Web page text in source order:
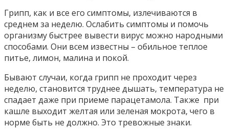
Грипп, как и все его симптомы, излечиваются в
среднем за неделю. Ослабить симптомы и помочь
организму быстрее вывести вирус можно народными
способами. Они всем известны – обильное теплое
питье, лимон, малина и покой.
Бывают случаи, когда грипп не проходит через
неделю, становится труднее дышать, температура не
спадает даже при приеме парацетамола. Также при
кашле выходит желтая или зеленая мокрота, чего в
норме быть не должно. Это тревожные знаки.